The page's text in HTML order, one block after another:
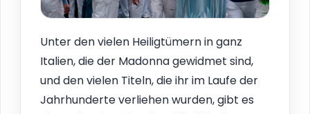
Unter den vielen Heiligtümern in ganz
Italien, die der Madonna gewidmet sind,
und den vielen Titeln, die ihr im Laufe der
Jahrhunderte verliehen wurden, gibt es